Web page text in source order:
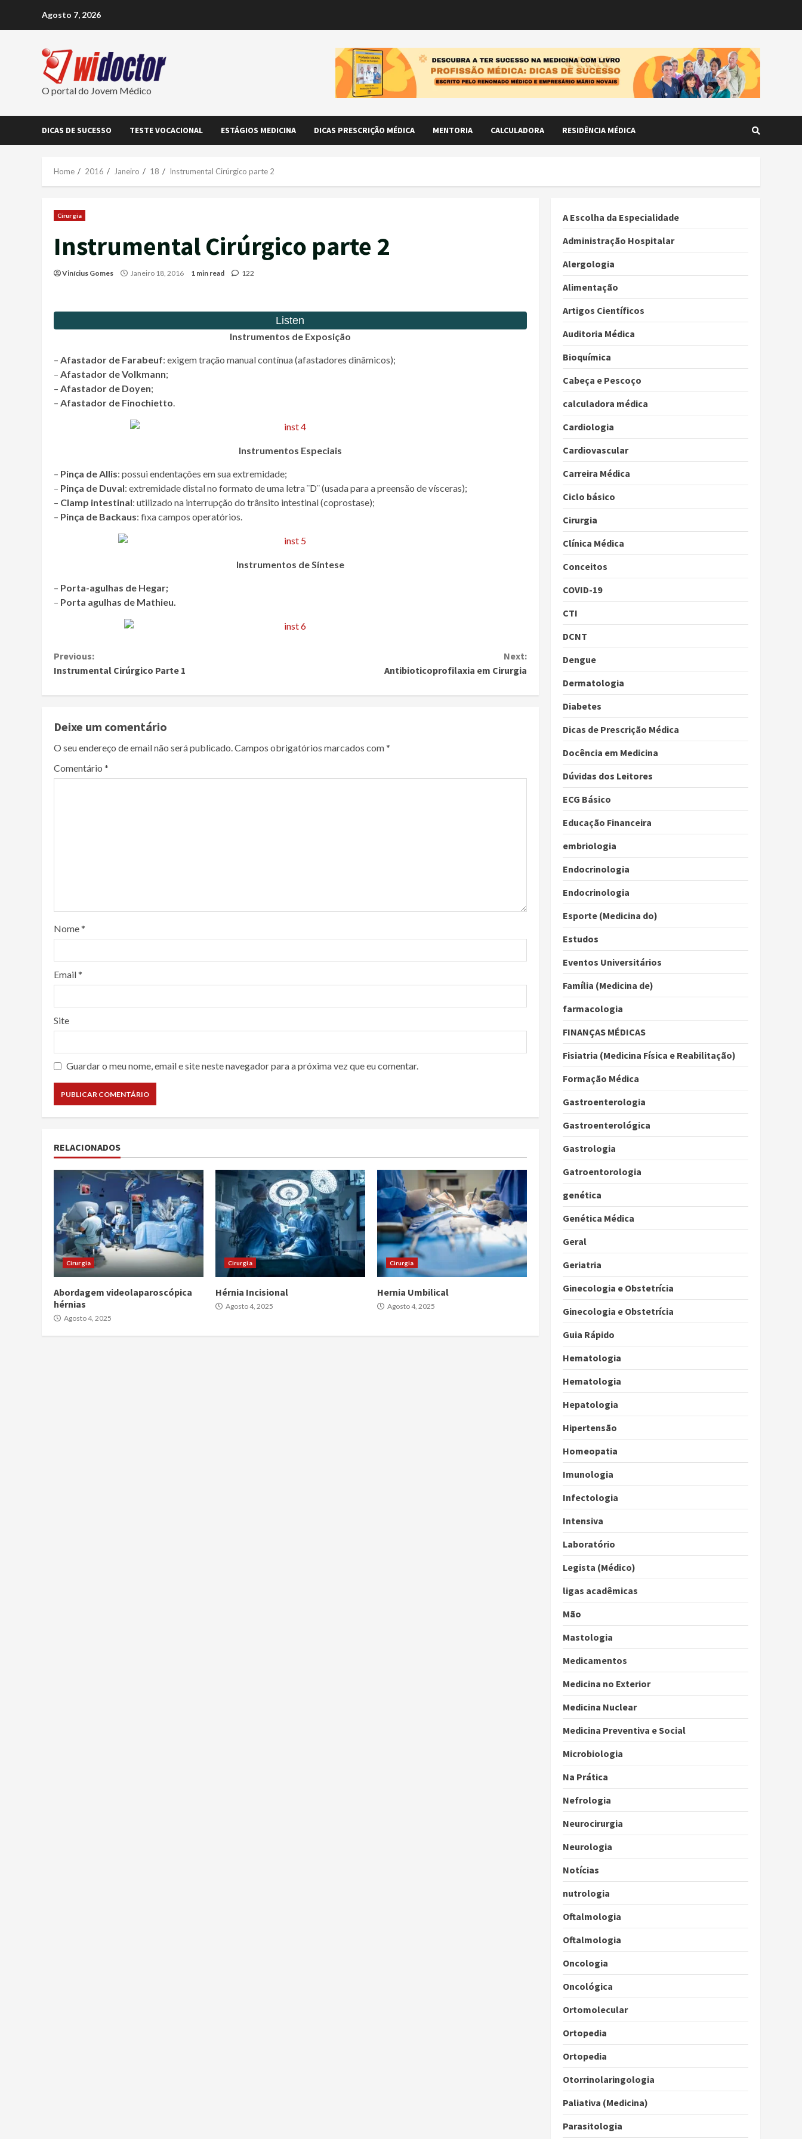
Agosto 7, 2026
O portal do Jovem Médico
DICAS DE SUCESSO TESTE VOCACIONAL ESTÁGIOS MEDICINA DICAS PRESCRIÇÃO MÉDICA MENTORIA CALCULADORA RESIDÊNCIA MÉDICA
Home 2016 Janeiro 18 Instrumental Cirúrgico parte 2
Cirurgia
Instrumental Cirúrgico parte 2
Vinícius Gomes Janeiro 18, 2016 1 min read 122
Instrumentos de Exposição
– Afastador de Farabeuf: exigem tração manual contínua (afastadores dinâmicos);
– Afastador de Volkmann;
– Afastador de Doyen;
– Afastador de Finochietto.
Instrumentos Especiais
– Pinça de Allis: possui endentações em sua extremidade;
– Pinça de Duval: extremidade distal no formato de uma letra ¨D¨ (usada para a preensão de vísceras);
– Clamp intestinal: utilizado na interrupção do trânsito intestinal (coprostase);
– Pinça de Backaus: fixa campos operatórios.
Instrumentos de Síntese
– Porta-agulhas de Hegar;
– Porta agulhas de Mathieu.
Continue
Previous:
Instrumental Cirúrgico Parte 1
Next:
Antibioticoprofilaxia em Cirurgia
Deixe um comentário
O seu endereço de email não será publicado.Campos obrigatórios marcados com*
Comentário *
Nome*
Email*
Site
Guardar o meu nome, email e site neste navegador para a próxima vez que eu comentar.
RELACIONADOS
Cirurgia
Abordagem videolaparoscópica
hérnias
Agosto 4, 2025
Cirurgia
Hérnia Incisional
Agosto 4, 2025
Cirurgia
Hernia Umbilical
Agosto 4, 2025
A Escolha da Especialidade
Administração Hospitalar
Alergologia
Alimentação
Artigos Científicos
Auditoria Médica
Bioquímica
Cabeça e Pescoço
calculadora médica
Cardiologia
Cardiovascular
Carreira Médica
Ciclo básico
Cirurgia
Clínica Médica
Conceitos
COVID-19
CTI
DCNT
Dengue
Dermatologia
Diabetes
Dicas de Prescrição Médica
Docência em Medicina
Dúvidas dos Leitores
ECG Básico
Educação Financeira
embriologia
Endocrinologia
Endocrinologia
Esporte (Medicina do)
Estudos
Eventos Universitários
Família (Medicina de)
farmacologia
FINANÇAS MÉDICAS
Fisiatria (Medicina Física e Reabilitação)
Formação Médica
Gastroenterologia
Gastroenterológica
Gastrologia
Gatroentorologia
genética
Genética Médica
Geral
Geriatria
Ginecologia e Obstetrícia
Ginecologia e Obstetrícia
Guia Rápido
Hematologia
Hematologia
Hepatologia
Hipertensão
Homeopatia
Imunologia
Infectologia
Intensiva
Laboratório
Legista (Médico)
ligas acadêmicas
Mão
Mastologia
Medicamentos
Medicina no Exterior
Medicina Nuclear
Medicina Preventiva e Social
Microbiologia
Na Prática
Nefrologia
Neurocirurgia
Neurologia
Notícias
nutrologia
Oftalmologia
Oftalmologia
Oncologia
Oncológica
Ortomolecular
Ortopedia
Ortopedia
Otorrinolaringologia
Paliativa (Medicina)
Parasitologia